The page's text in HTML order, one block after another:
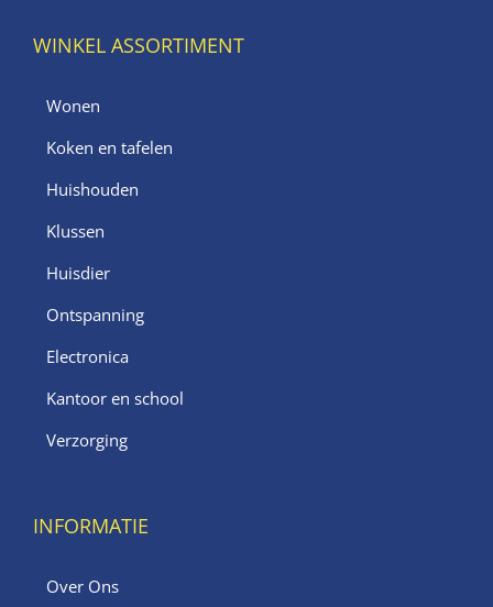
WINKEL ASSORTIMENT
Wonen
Koken en tafelen
Huishouden
Klussen
Huisdier
Ontspanning
Electronica
Kantoor en school
Verzorging
INFORMATIE
Over Ons